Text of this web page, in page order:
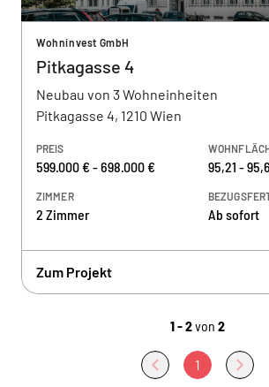
Wohninvest GmbH
Pitkagasse 4
Neubau von 3 Wohneinheiten
Pitkagasse 4, 1210 Wien
PREIS
599.000 € - 698.000 € 95,21 -
ZIMMER
2 Zimmer Ab sofort
Zum Projekt
1 - 2von 2
1